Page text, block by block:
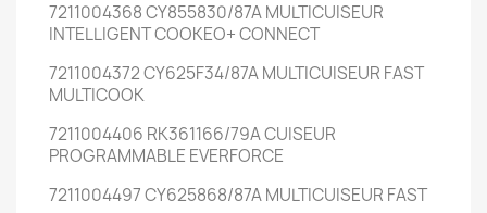
7211004368 CY855830/87A MULTICUISEUR
INTELLIGENT COOKEO+ CONNECT
7211004372 CY625F34/87A MULTICUISEUR FAST
MULTICOOK
7211004406 RK361166/79A CUISEUR
PROGRAMMABLE EVERFORCE
7211004497 CY625868/87A MULTICUISEUR FAST